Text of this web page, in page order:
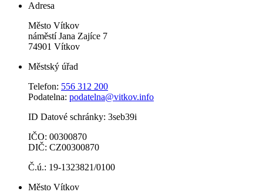
Adresa
Město Vítkov
náměstí Jana Zajíce 7
74901 Vítkov
Městský úřad
Telefon: 556 312 200
Podatelna: podatelna@vitkov.info
ID Datové schránky: 3seb39i
IČO: 00300870
DIČ: CZ00300870
Č.ú.: 19-1323821/0100
Město Vítkov